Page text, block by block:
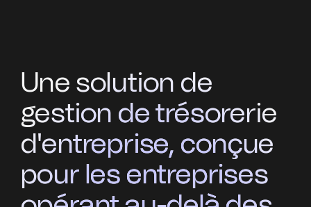
Une solution de
gestion de trésorerie
d'entreprise, conçue
pour les entreprises